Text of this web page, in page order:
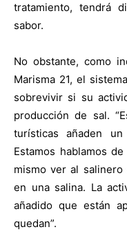
tratamiento, tendrá
sabor.
No obstante, como
Marisma 21, el
sobrevivir si su
producción de sal.
turísticas añaden
Estamos hablamos
mismo ver al salinero
en una salina. La
añadido que están
quedan”.